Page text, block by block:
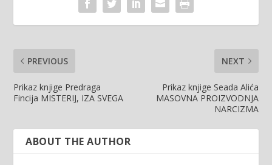
PREVIOUS
Prikaz knjige Predraga
Fincija MISTERIJ, IZA SVEGA
NEXT
Prikaz knjige Seada Alića
MASOVNA PROIZVODNJA
NARCIZMA
ABOUT THE AUTHOR